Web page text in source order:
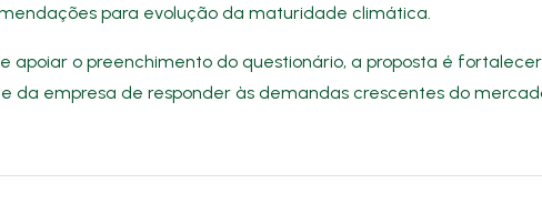
para evolução da maturidade climática.
apoiar o preenchimento do questionário, a proposta é
da empresa de responder às demandas crescentes do